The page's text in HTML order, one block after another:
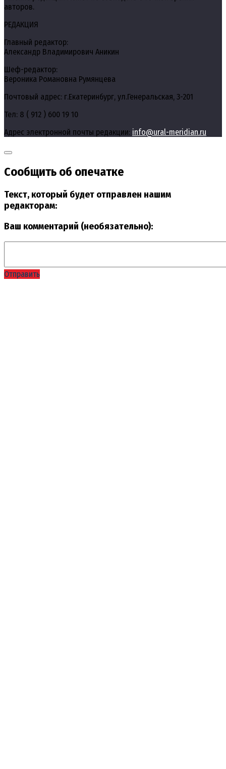
авторов.
РЕДАКЦИЯ
Главный редактор:
Александр Владимирович Аникин
Шеф-редактор:
Вероника Романовна Румянцева
Почтовый адрес: г.Екатеринбург, ул.Генеральская, 3-201
Тел: 8 ( 912 ) 600 19 10
Адрес электронной почты редакции: info@ural-meridian.ru
Сообщить об опечатке
Текст, который будет отправлен нашим
редакторам:
Ваш комментарий (необязательно):
Отправить